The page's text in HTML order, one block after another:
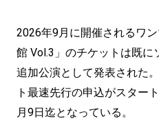
2026年9月に開催されるワ
館 Vol.3」のチケットは既に
追加公演として発表された
ト最速先行の申込がスター
月9日迄となっている。